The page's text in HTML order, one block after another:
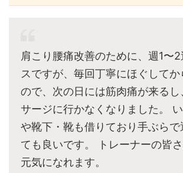
肩こり腰痛改善のために、週1〜
スですが、毎回丁寧にほぐして
ので、次の日には筋肉痛が来るし
サージに行かなくなりました。
や靴下・靴も借りており手ぶらで
ても良いです。 トレーナーの皆
元気になれます。